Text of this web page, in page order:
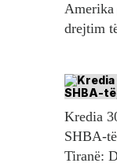
Amerika
drejtim
Kredia
SHBA-
Tiranë: